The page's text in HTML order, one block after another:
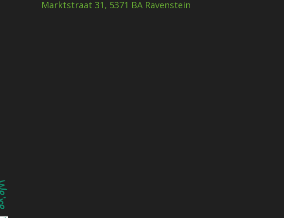
o
g
r
Marktstraat 31, 5371 BA Ravenstein